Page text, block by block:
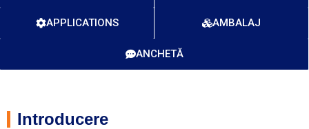
APPLICATIONS AMBALAJ
ANCHETĂ
Introducere